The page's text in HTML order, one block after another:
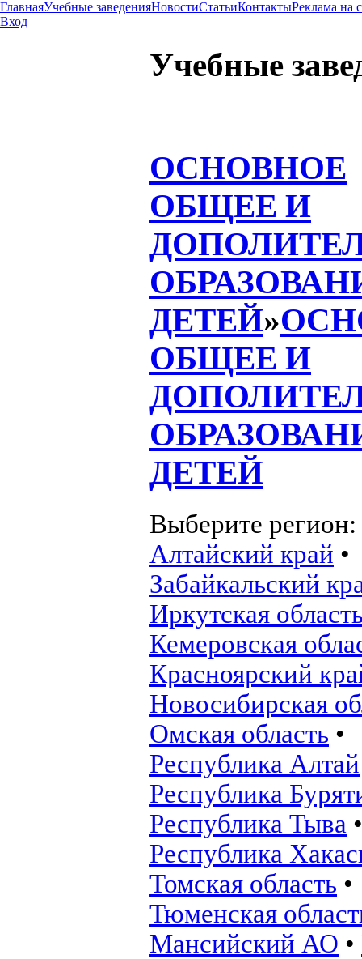
ГлавнаяУчебные заведенияНовостиСтатьиКонтактыРеклама на
Вход
Учебные
ОСНОВНОЕ
ОБЩЕЕ И
ДЕТЕЙ»
ОБЩЕЕ И
ДЕТЕЙ
Выберите регион:
Алтайский край •
Забайкальский
Иркутская
Кемеровская
Красноярский
Новосибирская
Омская область •
Республика Алтай
Республика
Республика Тыва •
Республика
Томская область •
Тюменская
Мансийский АО •